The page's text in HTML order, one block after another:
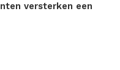
versterken een